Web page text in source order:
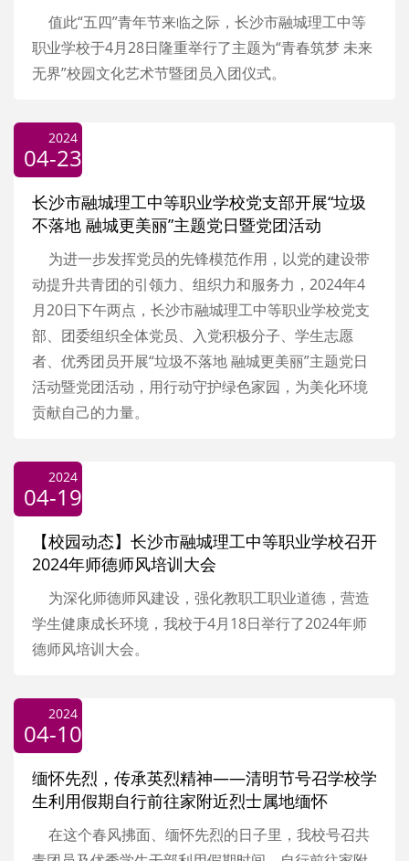
值此“五四”青年节来临之际，长沙市融城理工中等
职业学校于4月28日隆重举行了主题为“青春筑梦 未来
无界”校园文化艺术节暨团员入团仪式。
2024
04-23
长沙市融城理工中等职业学校党支部开展“垃圾
不落地 融城更美丽”主题党日暨党团活动
为进一步发挥党员的先锋模范作用，以党的建设带
动提升共青团的引领力、组织力和服务力，2024年4
月20日下午两点，长沙市融城理工中等职业学校党支
部、团委组织全体党员、入党积极分子、学生志愿
者、优秀团员开展“垃圾不落地 融城更美丽”主题党日
活动暨党团活动，用行动守护绿色家园，为美化环境
贡献自己的力量。
2024
04-19
【校园动态】长沙市融城理工中等职业学校召开
2024年师德师风培训大会
为深化师德师风建设，强化教职工职业道德，营造
学生健康成长环境，我校于4月18日举行了2024年师
德师风培训大会。
2024
04-10
缅怀先烈，传承英烈精神——清明节号召学校学
生利用假期自行前往家附近烈士属地缅怀
在这个春风拂面、缅怀先烈的日子里，我校号召共